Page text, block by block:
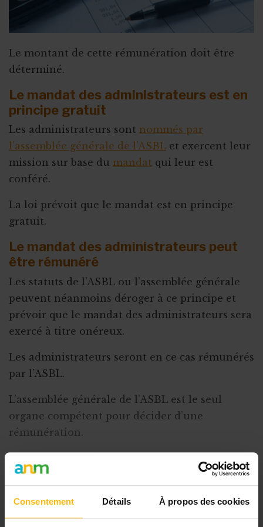
Consentement Détails À propos des cookies
Le montant de cette rémunération doit être
déterminé.
Le mandat des administrateurs est en
principe gratuit
Les administrateurs sont nommés par
l’assemblée générale de l’ASBL et exercent leur
mission sur base du mandat qui leur est
conféré.
La loi prévoit que le mandat est en principe
gratuit.
Le mandat des administrateurs peut
être rémunéré
Les statuts de l’ASBL ou l’assemblée générale
peuvent néanmoins déroger à ce principe et
prévoir que le mandat des administrateurs sera
exercé à titre onéreux.
Les administrateurs seront en ce cas rémunérés
par l’ASBL.
L’assemblée générale de l’ASBL est le seul
organe compétent pour décider d’une
rémunération.
peut prendre la décision de rémunérer les
Quel est le montant de la rémunération